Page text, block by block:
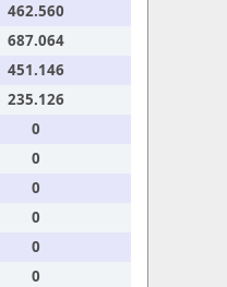
462.560
687.064
451.146
235.126
0
0
0
0
0
0